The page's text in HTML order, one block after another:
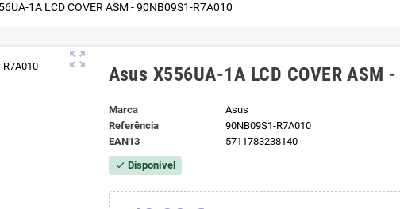
1A LCD COVER ASM - 90NB09S1-R7A010
zoom_out_map
Asus X556UA-1A LCD COVER ASM
Marca
Asus
Referência
90NB09S1-R7A010
EAN13
5711783238140
check Disponível